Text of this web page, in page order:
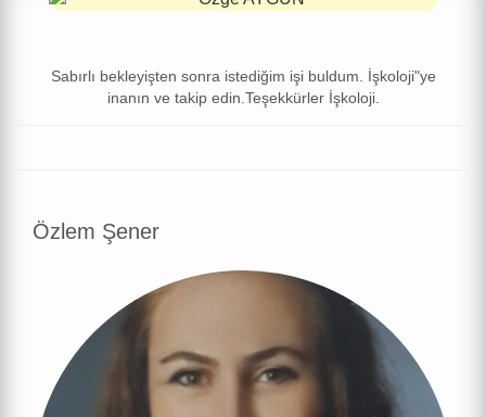
Sabırlı bekleyişten sonra istediğim işi buldum. İşkoloji"ye
inanın ve takip edin.Teşekkürler İşkoloji.
Özlem Şener